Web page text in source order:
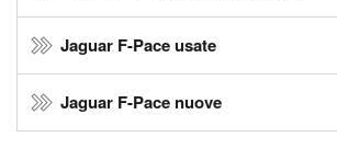
Jaguar F-Pace usate
Jaguar F-Pace nuove